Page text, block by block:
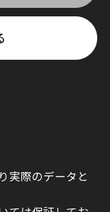
実際のデータと